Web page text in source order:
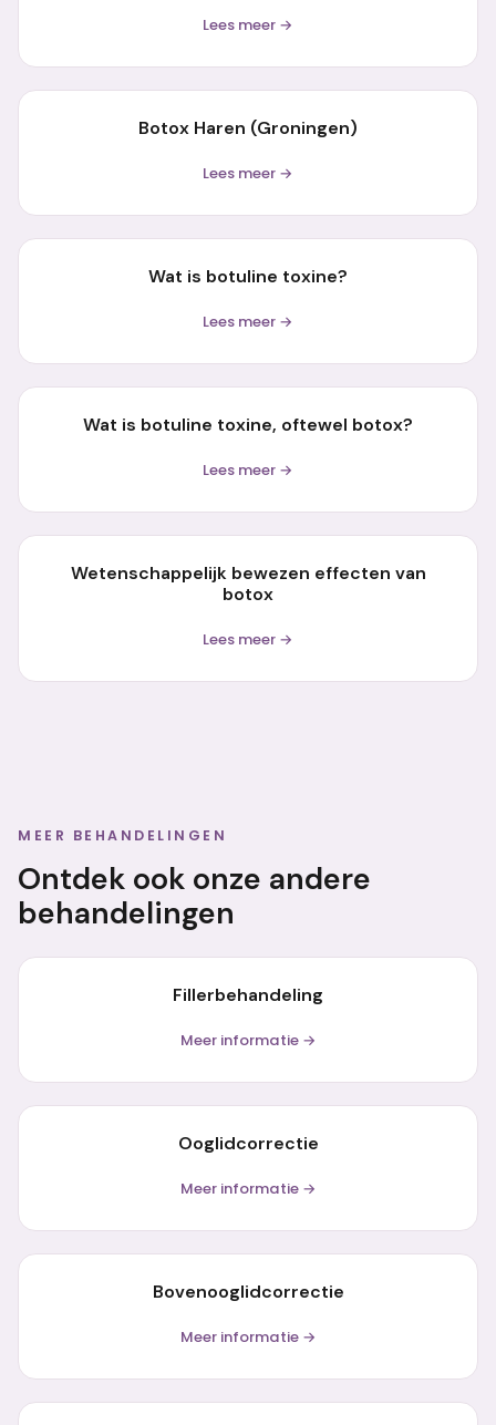
Lees meer →
Botox Haren (Groningen)
Lees meer →
Wat is botuline toxine?
Lees meer →
Wat is botuline toxine, oftewel botox?
Lees meer →
Wetenschappelijk bewezen effecten van
botox
Lees meer →
MEER BEHANDELINGEN
Ontdek ook onze andere
behandelingen
Fillerbehandeling
Meer informatie →
Ooglidcorrectie
Meer informatie →
Bovenooglidcorrectie
Meer informatie →